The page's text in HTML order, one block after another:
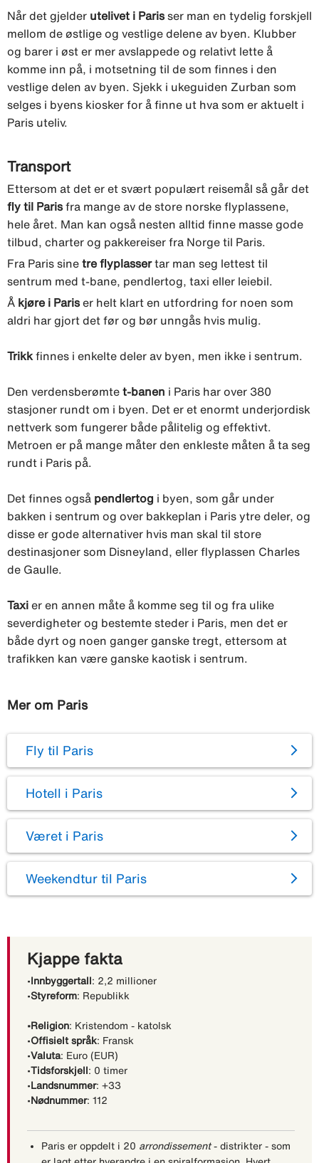
Når det gjelder utelivet i Paris ser man en tydelig forskjell
mellom de østlige og vestlige delene av byen. Klubber
og barer i øst er mer avslappede og relativt lette å
komme inn på, i motsetning til de som finnes i den
vestlige delen av byen. Sjekk i ukeguiden Zurban som
selges i byens kiosker for å finne ut hva som er aktuelt i
Paris uteliv.
Transport
Ettersom at det er et svært populært reisemål så går det
fly til Paris fra mange av de store norske flyplassene,
hele året. Man kan også nesten alltid finne masse gode
tilbud, charter og pakkereiser fra Norge til Paris.
Fra Paris sine tre flyplassertar man seg lettest til
sentrum med t-bane, pendlertog, taxi eller leiebil.
Å kjøre i Paris er helt klart en utfordring for noen som
aldri har gjort det før og bør unngås hvis mulig.
Trikk finnes i enkelte deler av byen, men ikke i sentrum.
Den verdensberømte t-banen i Paris har over 380
stasjoner rundt om i byen. Det er et enormt underjordisk
nettverk som fungerer både pålitelig og effektivt.
Metroen er på mange måter den enkleste måten å ta seg
rundt i Paris på.
Det finnes også pendlertog i byen, som går under
bakken i sentrum og over bakkeplan i Paris ytre deler, og
disse er gode alternativer hvis man skal til store
destinasjoner som Disneyland, eller flyplassen Charles
de Gaulle.
Taxi er en annen måte å komme seg til og fra ulike
severdigheter og bestemte steder i Paris, men det er
både dyrt og noen ganger ganske tregt, ettersom at
trafikken kan være ganske kaotisk i sentrum.
Mer om Paris
Fly til Paris
Hotell i Paris
Været i Paris
Weekendtur til Paris
Kjappe fakta
• Innbyggertall : 2,2 millioner
•Styreform: Republikk
•Religion: Kristendom - katolsk
•Offisielt språk: Fransk
•Valuta: Euro (EUR)
•Tidsforskjell : 0 timer
• Landsnummer: +33
• Nødnummer: 112
Paris er oppdelt i 20 arrondissement- distrikter - som